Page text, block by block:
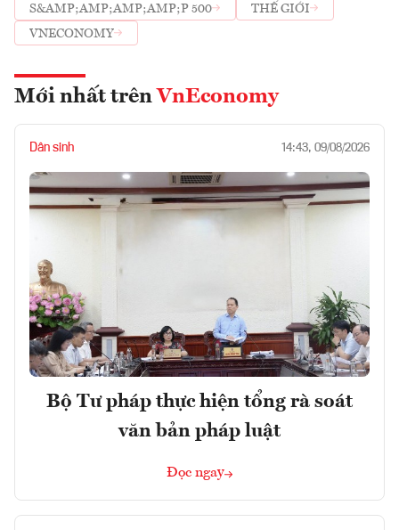
S&AMP;AMP;AMP;AMP;P 500
THẾ GIỚI
VNECONOMY
Mới nhất trên VnEconomy
Dân sinh 14:43, 09/08/2026
Bộ Tư pháp thực hiện tổng rà soát
văn bản pháp luật
Đọc ngay